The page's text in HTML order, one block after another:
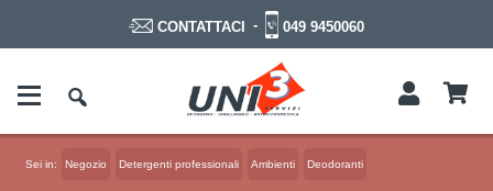
CONTATTACI - 049 9450060
Sei in: Negozio Detergenti professionali Ambienti Deodoranti